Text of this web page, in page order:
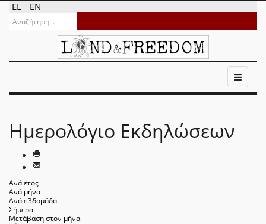
EL EN
Ημερολόγιο Εκδηλώσεων
Ανά έτος
Ανά μήνα
Ανά εβδομάδα
Σήμερα
Μετάβαση στον μήνα